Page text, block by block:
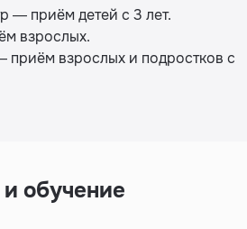
— приём детей с 3 лет.
взрослых.
приём взрослых и подростков с
обучение